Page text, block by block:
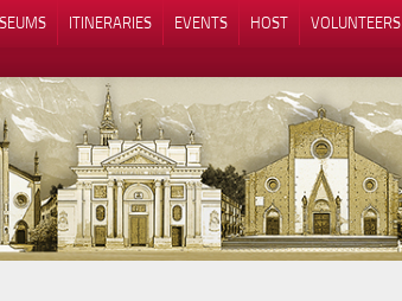
ITINERARIES EVENTS HOST VOLUNTEERS